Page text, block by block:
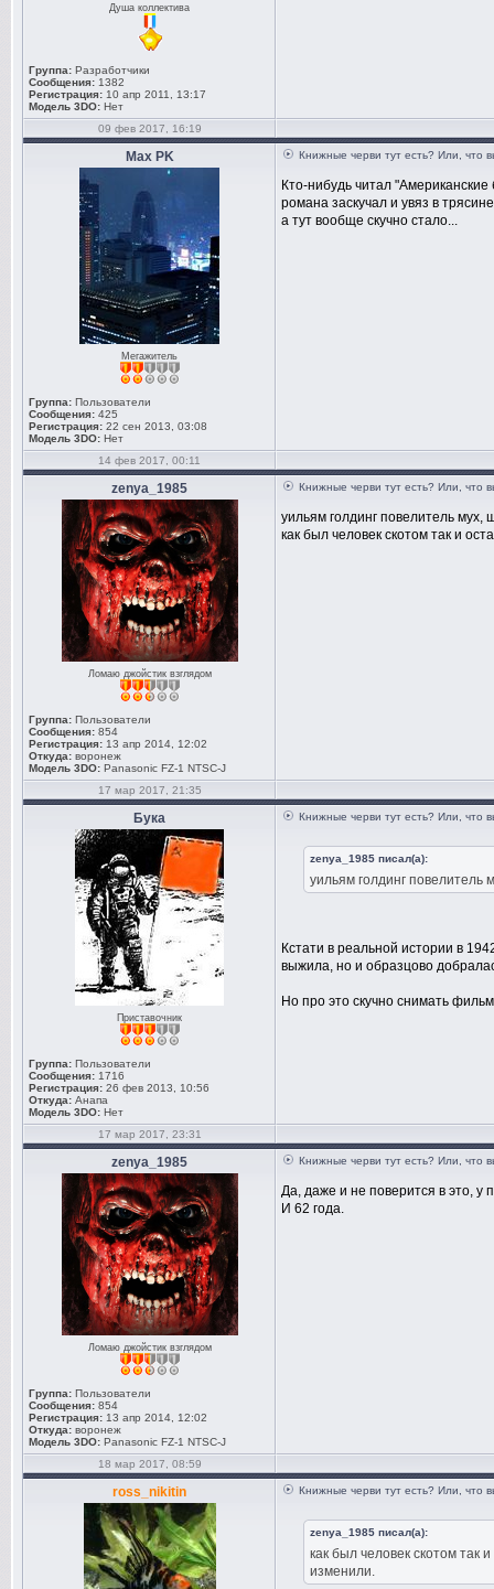
Душа коллектива
Группа: Разработчики
Сообщения: 1382
Регистрация: 10 апр 2011, 13:17
Модель 3DO: Нет
09 фев 2017, 16:19
Max PK
Мегажитель
Группа: Пользователи
Сообщения: 425
Регистрация: 22 сен 2013, 03:08
Модель 3DO: Нет
Книжные черви тут есть? Или, что
Кто-нибудь читал
романа заскучал и увяз в
а тут вообще скучно стало...
14 фев 2017, 00:11
zenya_1985
Ломаю джойстик взглядом
Группа: Пользователи
Сообщения: 854
Регистрация: 13 апр 2014, 12:02
Откуда: воронеж
Модель 3DO: Panasonic FZ-1 NTSC-J
Книжные черви тут есть? Или, что
уильям голдинг повелитель
как был человек скотом так и
17 мар 2017, 21:35
Бука
Приставочник
Группа: Пользователи
Сообщения: 1716
Регистрация: 26 фев 2013, 10:56
Откуда: Анапа
Модель 3DO: Нет
Книжные черви тут есть? Или, что
zenya_1985 писал(а):
уильям голдинг
Кстати в реальной истории в
выжила, но и образцово
Но про это скучно снимать
17 мар 2017, 23:31
zenya_1985
Ломаю джойстик взглядом
Группа: Пользователи
Сообщения: 854
Регистрация: 13 апр 2014, 12:02
Откуда: воронеж
Модель 3DO: Panasonic FZ-1 NTSC-J
Книжные черви тут есть? Или, что
Да, даже и не поверится в это, у
И 62 года.
18 мар 2017, 08:59
ross_nikitin Книжные черви тут есть? Или, что
zenya_1985 писал(а):
как был человек скотом так
изменили.